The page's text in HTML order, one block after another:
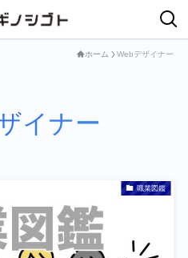
ホーム Webデザイナー
イナー
職業図鑑